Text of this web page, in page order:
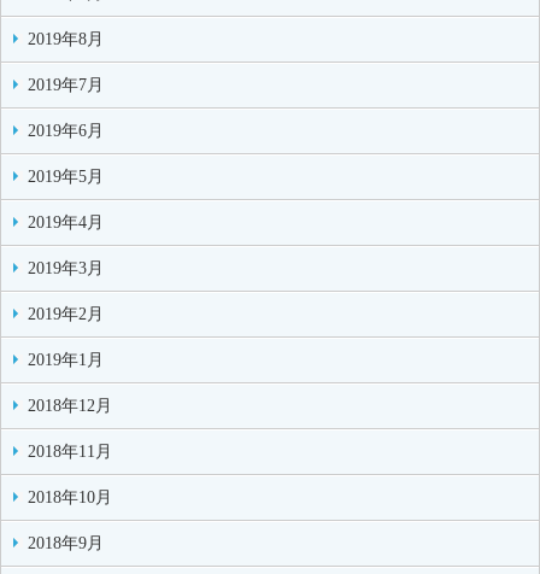
2019年8月
2019年7月
2019年6月
2019年5月
2019年4月
2019年3月
2019年2月
2019年1月
2018年12月
2018年11月
2018年10月
2018年9月